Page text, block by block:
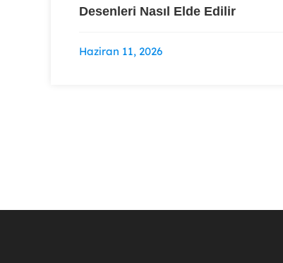
Desenleri Nasıl Elde Edilir
Haziran 11, 2026